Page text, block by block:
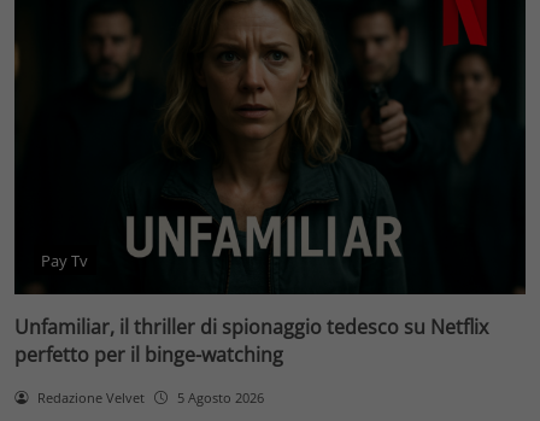
Pay Tv
Unfamiliar, il thriller di spionaggio tedesco su Netflix
perfetto per il binge-watching
Redazione Velvet 5 Agosto 2026